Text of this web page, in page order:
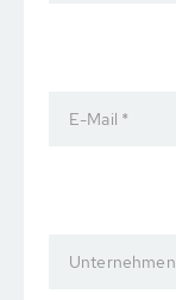
E-Mail *
Unternehmen